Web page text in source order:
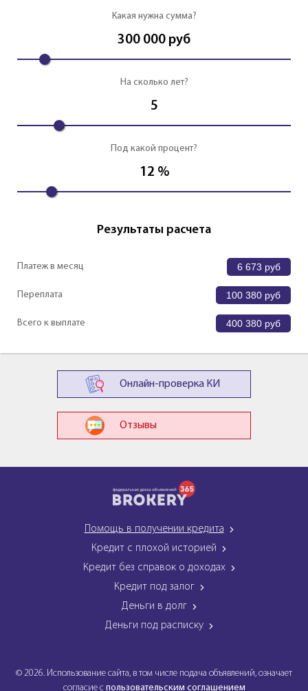
Какая нужна сумма?
300 000 руб
На сколько лет?
5
Под какой процент?
12 %
Результаты расчета
Платеж в месяц 6 673 руб
Переплата 100 380 руб
Всего к выплате 400 380 руб
Онлайн-проверка КИ
Отзывы
Помощь в получении кредита
Кредит с плохой историей
Кредит без справок о доходах
Кредит под залог
Деньги в долг
Деньги под расписку
© 2026. Использование сайта, в том числе подача объявлений, означает
согласие с пользовательским соглашением